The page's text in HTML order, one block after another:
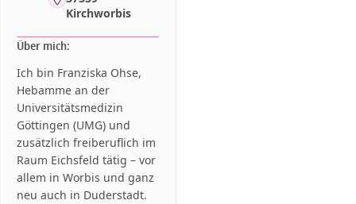
Kirchworbis
Über mich:
Ich bin Franziska Ohse,
Hebamme an der
Universitätsmedizin
Göttingen (UMG) und
zusätzlich freiberuflich im
Raum Eichsfeld tätig – vor
allem in Worbis und ganz
neu auch in Duderstadt.